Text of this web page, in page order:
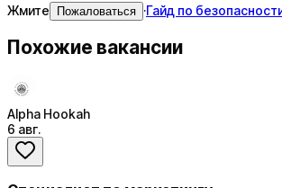
Жмите
Пожаловаться ·Гайд по
Похожие вакансии
Alpha Hookah
6 авг.